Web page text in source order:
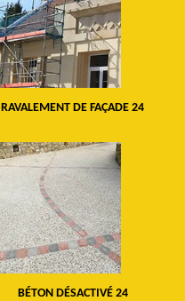
RAVALEMENT DE FAÇADE 24
BÉTON DÉSACTIVÉ 24